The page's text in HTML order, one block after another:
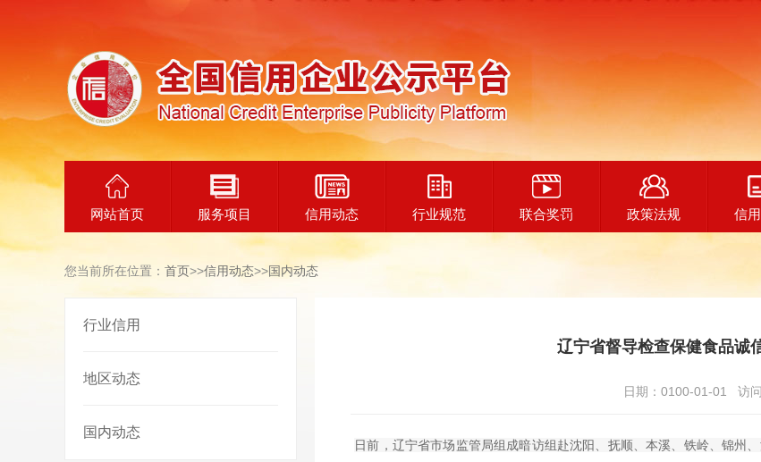
网站首页 服务项目 信用动态 行业规范 联合奖罚 政策法规 信
您当前所在位置： 首页>>信用动态>>国内动态
行业信用
地区动态
国内动态
辽宁省督导检查保健食品诚
日期：0100-01-01 访
日前，辽宁省市场监管局组成暗访组赴沈阳、抚顺、本溪、铁岭、锦州